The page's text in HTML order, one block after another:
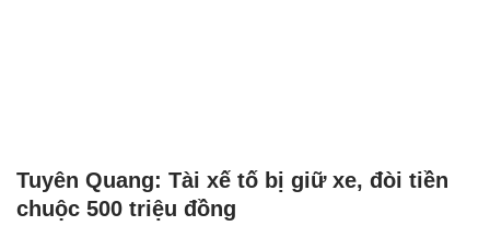
Tuyên Quang: Tài xế tố bị giữ xe, đòi tiền
chuộc 500 triệu đồng